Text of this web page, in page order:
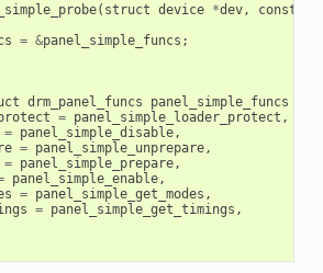
( struct device *dev, const
= &panel_simple_funcs ;
drm_panel_funcs panel_simple_funcs
= panel_simple_loader_protect ,
= panel_simple_disable,
= panel_simple_unprepare,
= panel_simple_prepare,
panel_simple_enable,
= panel_simple_get_modes ,
= panel_simple_get_timings ,